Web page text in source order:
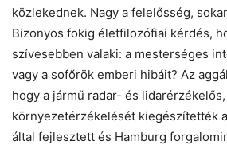
közlekednek. Nagy a felelősség,
Bizonyos fokig életfilozófiai kérdés,
szívesebben valaki: a mesterséges
vagy a sofőrök emberi hibáit? Az
hogy a jármű radar- és
környezetérzékelését kiegészítették
által fejlesztett és Hamburg